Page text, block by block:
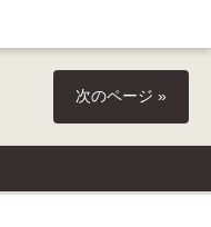
次のページ »